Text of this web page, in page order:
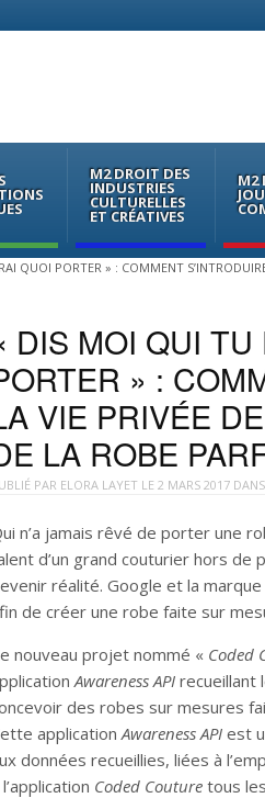
M2 DROIT DES
INDUSTRIES
CULTURELLES
ET CRÉATIVES
M2
QUOI PORTER » : COMMENT
DIS MOI QUI
» :
VIE PRIVÉE
LA ROBE
PAR ELORA LAYET LE 2 MARS 2017DANS
n’a jamais rêvé de porter une
d’un grand couturier hors de
réalité. Google et la
de créer une robe faite sur
nouveau projet nommé « Coded
Awareness APIrecueillant
des robes sur mesures
applicationAwareness APIest
données recueillies, liées à
Coded Couturetous